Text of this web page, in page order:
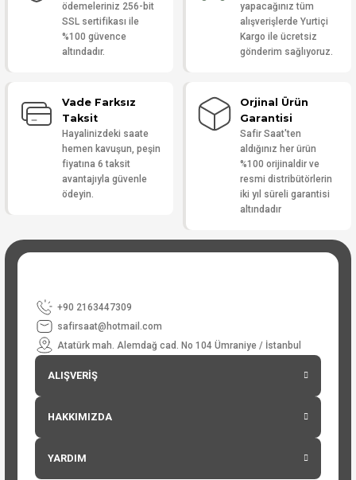
ödemeleriniz 256-bit
SSL sertifikası ile
%100 güvence
altındadır.
yapacağınız tüm
alışverişlerde Yurtiçi
Kargo ile ücretsiz
gönderim sağlıyoruz.
Vade Farksız
Taksit
Hayalinizdeki saate
hemen kavuşun, peşin
fiyatına 6 taksit
avantajıyla güvenle
ödeyin.
Orjinal Ürün
Garantisi
Safir Saat'ten
aldığınız her ürün
%100 orijinaldir ve
resmi distribütörlerin
iki yıl süreli garantisi
altındadır
+90 2163447309
safirsaat@hotmail.com
Atatürk mah. Alemdağ cad. No 104 Ümraniye / İstanbul
ALIŞVERİŞ
HAKKIMIZDA
YARDIM